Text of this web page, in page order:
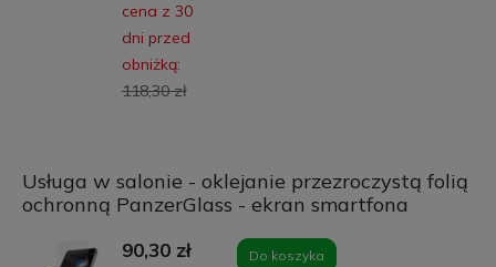
cena z 30
dni przed
obniżką:
118,30 zł
Usługa w salonie - oklejanie przezroczystą folią
ochronną PanzerGlass - ekran smartfona
90,30 zł Do koszyka